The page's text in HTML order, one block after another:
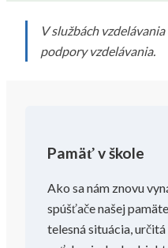
V službách
podpory vzdelávania.
Pamäť v škole
Ako sa nám znovu
spúšťače našej
telesná situácia,